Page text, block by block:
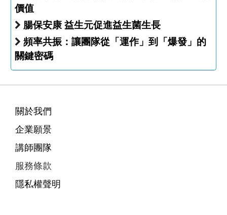
價值
腸保安康 益生元促進益生菌生長
頻率共振：讓團隊從「運作」到「爆發」的
關鍵密碼
關於我們
企業願景
講師團隊
服務條款
隱私權聲明